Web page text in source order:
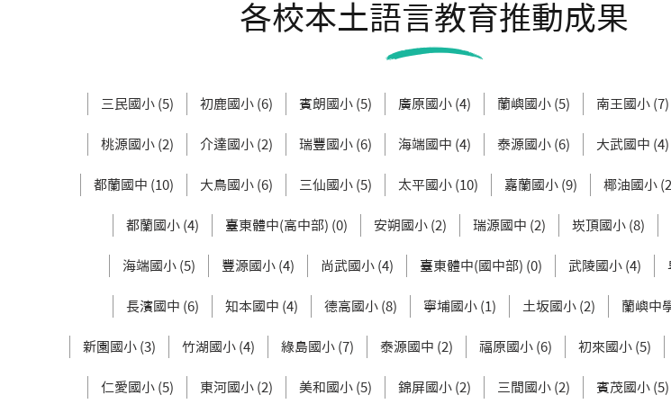
各校本土語言教育推動成果
三民國小 (5) 初鹿國小 (6) 賓朗國小 (5) 廣原國小 (4) 蘭嶼國小 (5) 南王國小 (7)
桃源國小 (2) 介達國小 (2) 瑞豐國小 (6) 海端國中 (4) 泰源國小 (6) 大武國中 (4)
都蘭國中 (10) 大鳥國小 (6) 三仙國小 (5) 太平國小 (10) 嘉蘭國小 (9) 椰油國小
都蘭國小 (4) 臺東體中(高中部) (0) 安朔國小 (2) 瑞源國中 (2) 崁頂國小 (8)
海端國小 (5) 豐源國小 (4) 尚武國小 (4) 臺東體中(國中部) (0) 武陵國小 (4)
長濱國中 (6) 知本國中 (4) 德高國小 (8) 寧埔國小 (1) 土坂國小 (2) 蘭嶼中
新園國小 (3) 竹湖國小 (4) 綠島國小 (7) 泰源國中 (2) 福原國小 (6) 初來國小 (5)
仁愛國小 (5) 東河國小 (2) 美和國小 (5) 錦屏國小 (2) 三間國小 (2) 賓茂國小 (5)